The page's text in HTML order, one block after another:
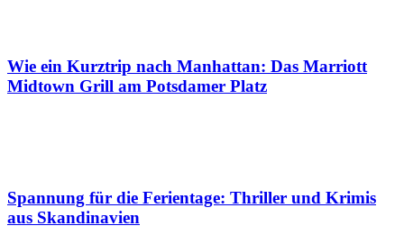
Wie ein Kurztrip nach Manhattan: Das Marriott
Midtown Grill am Potsdamer Platz
Spannung für die Ferientage: Thriller und Krimis
aus Skandinavien